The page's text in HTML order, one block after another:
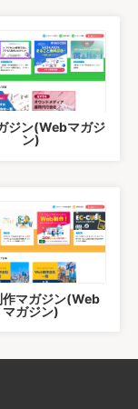
ジン(Webマガジ
ン)
マガジン(Web
マガジン)